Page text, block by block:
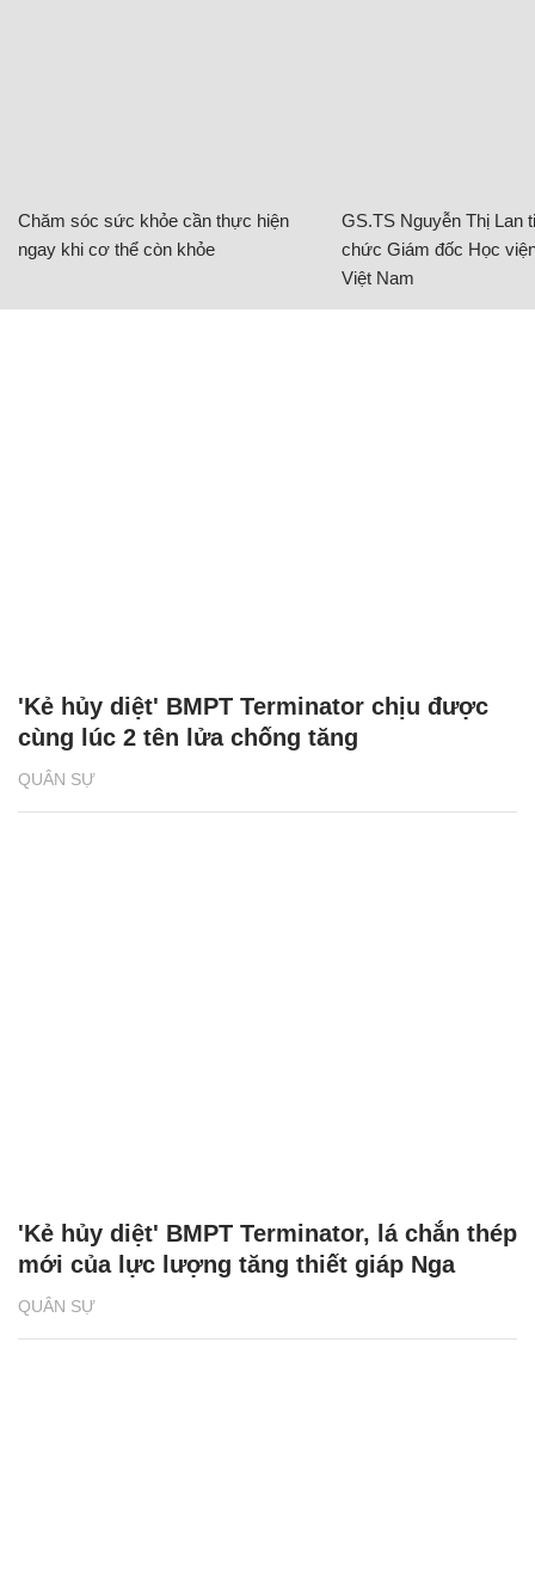
Chăm sóc sức khỏe cần thực hiện
ngay khi cơ thể còn khỏe
GS.TS Nguyễn Thị Lan
chức Giám đốc Học
Việt Nam
QUÂN SỰ
'Kẻ hủy diệt' BMPT Terminator chịu được
cùng lúc 2 tên lửa chống tăng
QUÂN SỰ
'Kẻ hủy diệt' BMPT Terminator, lá chắn thép
mới của lực lượng tăng thiết giáp Nga